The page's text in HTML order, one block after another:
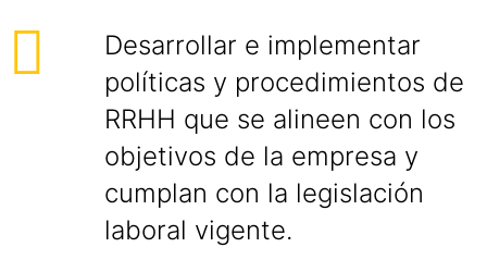
Desarrollar e implementar
políticas y procedimientos de
RRHH que se alineen con los
objetivos de la empresa y
cumplan con la legislación
laboral vigente.